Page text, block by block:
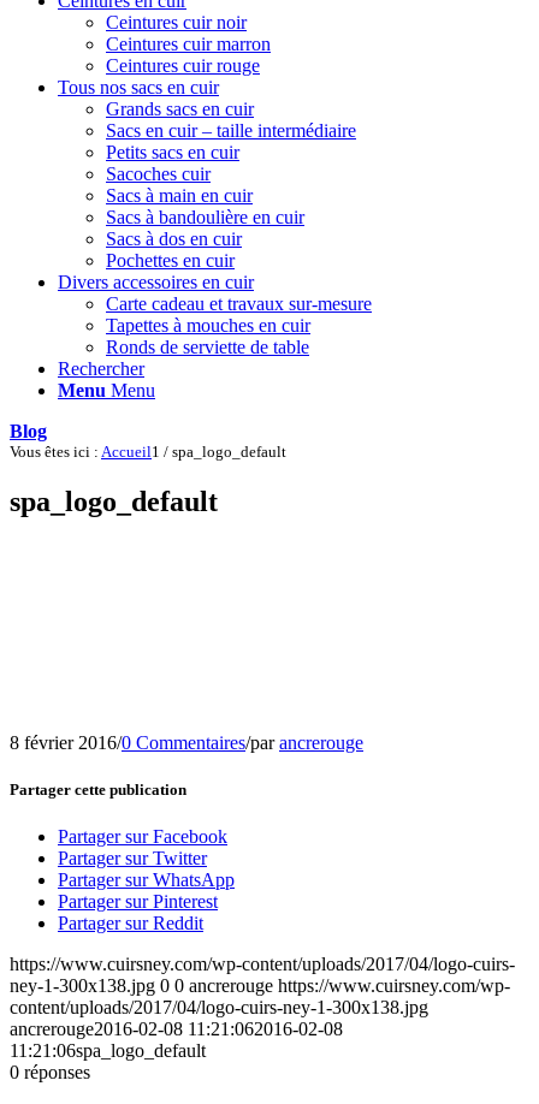
Ceintures cuir noir
Ceintures cuir marron
Ceintures cuir rouge
Tous nos sacs en cuir
Grands sacs en cuir
Sacs en cuir – taille intermédiaire
Petits sacs en cuir
Sacoches cuir
Sacs à main en cuir
Sacs à bandoulière en cuir
Sacs à dos en cuir
Pochettes en cuir
Divers accessoires en cuir
Carte cadeau et travaux sur-mesure
Tapettes à mouches en cuir
Ronds de serviette de table
Rechercher
Menu Menu
Blog
Vous êtes ici : Accueil1 / spa_logo_default
spa_logo_default
8 février 2016/0 Commentaires/parancrerouge
Partager cette publication
Partager sur Facebook
Partager sur Twitter
Partager sur WhatsApp
Partager sur Pinterest
Partager sur Reddit
https://www.cuirsney.com/wp-content/uploads/2017/04/logo-cuirs-
ney-1-300x138.jpg 0 0 ancrerouge https://www.cuirsney.com/wp-
content/uploads/2017/04/logo-cuirs-ney-1-300x138.jpg
ancrerouge2016-02-08 11:21:062016-02-08
11:21:06spa_logo_default
0 réponses